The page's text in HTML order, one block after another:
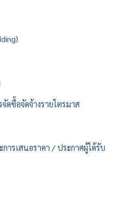
ดซื้อจัดจ้างรายไตรมาส
ารเสนอราคา / ประกาศผู้ได้รับ